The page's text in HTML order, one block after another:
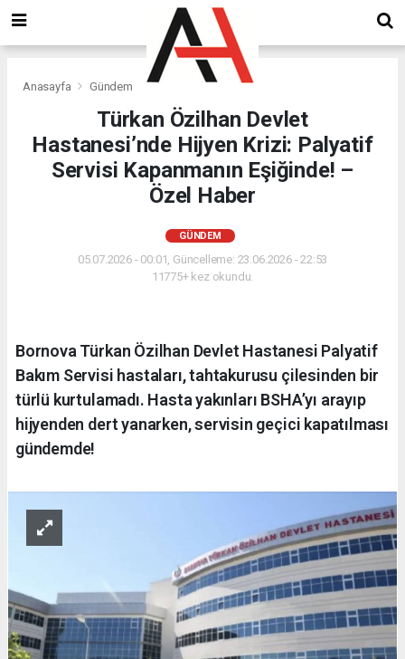
Anasayfa Gündem
Türkan Özilhan Devlet
Hastanesi’nde Hijyen Krizi: Palyatif
Servisi Kapanmanın Eşiğinde! –
Özel Haber
GÜNDEM
05.07.2026 - 00:01, Güncelleme: 23.06.2026 - 22:53
11775+ kez okundu.
Bornova Türkan Özilhan Devlet Hastanesi Palyatif
Bakım Servisi hastaları, tahtakurusu çilesinden bir
türlü kurtulamadı. Hasta yakınları BSHA’yı arayıp
hijyenden dert yanarken, servisin geçici kapatılması
gündemde!